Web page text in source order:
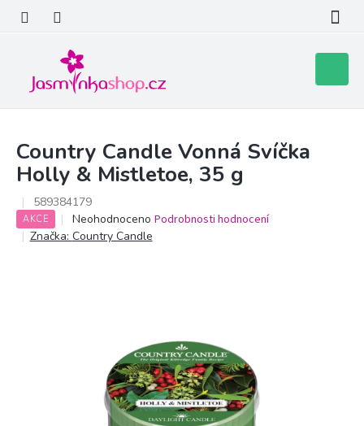
obsah
košík
Country Candle Vonná Svíčka
Holly & Mistletoe, 35 g
589384179
AKCE
Průměrné
hodnocení
Neohodnoceno Podrobnosti hodnocení
Značka: Country Candle